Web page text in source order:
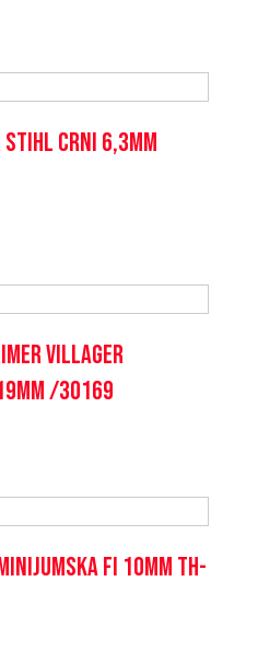
crni 6,3mm
Villager
/30169
fi 10mm TH-